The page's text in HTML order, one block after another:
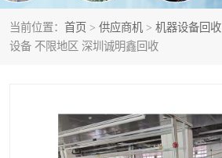
当前位置： 首页 > 供应商机 > 机器设备回收
设备 不限地区 深圳诚明鑫回收